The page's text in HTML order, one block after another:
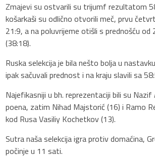
Zmajevi su ostvarili su trijumf rezultatom
košarkaši su odlično otvorili meč, prvu
21:9, a na poluvrijeme otišli s prednošću od
(38:18).
Ruska selekcija je bila nešto bolja u
ipak sačuvali prednost i na kraju slavili sa
Najefikasniji u bh. reprezentaciji bili su
poena, zatim Nihad Majstorić (16) i Ramo
kod Rusa Vasiliy Kochetkov (13).
Sutra naša selekcija igra protiv domaćina,
počinje u 11 sati.